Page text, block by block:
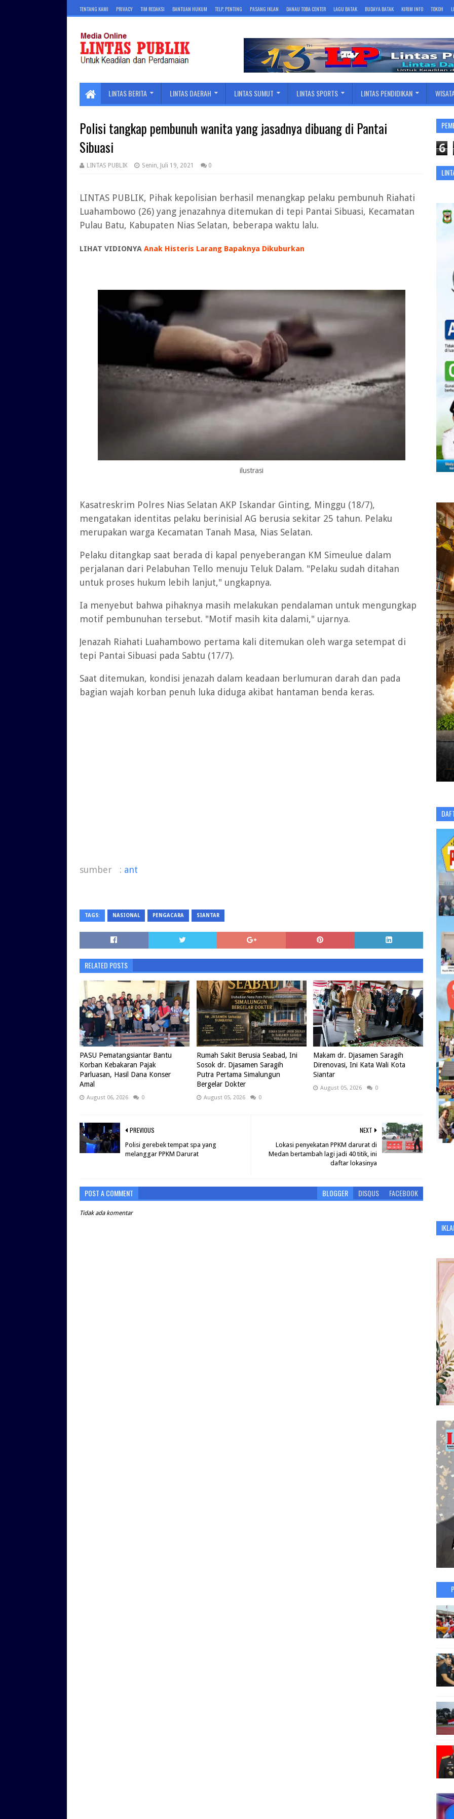
TENTANG KAMI PRIVACY TIM REDAKSI BANTUAN HUKUM TELP, PENTING PASANG IKLAN DANAU TOBA CENTER LAGU BATAK BUDAYA BATAK KIRIM INFO TOKOH
LINTAS BERITA LINTAS DAERAH LINTAS SUMUT LINTAS SPORTS LINTAS PENDIDIKAN
Polisi tangkap pembunuh wanita yang jasadnya dibuang di Pantai
Sibuasi
LINTAS PUBLIK Senin, Juli 19, 2021 0
LINTAS PUBLIK, Pihak kepolisian berhasil menangkap pelaku pembunuh Riahati
Luahambowo (26) yang jenazahnya ditemukan di tepi Pantai Sibuasi, Kecamatan
Pulau Batu, Kabupaten Nias Selatan, beberapa waktu lalu.
LIHAT VIDIONYA Anak Histeris Larang Bapaknya Dikuburkan
ilustrasi
Kasatreskrim Polres Nias Selatan AKP Iskandar Ginting, Minggu (18/7),
mengatakan identitas pelaku berinisial AG berusia sekitar 25 tahun. Pelaku
merupakan warga Kecamatan Tanah Masa, Nias Selatan.
Pelaku ditangkap saat berada di kapal penyeberangan KM Simeulue dalam
perjalanan dari Pelabuhan Tello menuju Teluk Dalam. "Pelaku sudah ditahan
untuk proses hukum lebih lanjut," ungkapnya.
Ia menyebut bahwa pihaknya masih melakukan pendalaman untuk mengungkap
motif pembunuhan tersebut. "Motif masih kita dalami," ujarnya.
Jenazah Riahati Luahambowo pertama kali ditemukan oleh warga setempat di
tepi Pantai Sibuasi pada Sabtu (17/7).
Saat ditemukan, kondisi jenazah dalam keadaan berlumuran darah dan pada
bagian wajah korban penuh luka diduga akibat hantaman benda keras.
sumber : ant
TAGS: NASIONAL PENGACARA SIANTAR
RELATED POSTS
PASU Pematangsiantar Bantu
Korban Kebakaran Pajak
Parluasan, Hasil Dana Konser
Amal
August 06, 2026 0
Rumah Sakit Berusia Seabad, Ini
Sosok dr. Djasamen Saragih
Putra Pertama Simalungun
Bergelar Dokter
August 05, 2026 0
Makam dr. Djasamen Saragih
Direnovasi, Ini Kata Wali Kota
Siantar
August 05, 2026 0
NEXT
Lokasi penyekatan PPKM darurat di
Medan bertambah lagi jadi 40 titik, ini
daftar lokasinya
PREVIOUS
Polisi gerebek tempat spa yang
melanggar PPKM Darurat
POST A COMMENT BLOGGER DISQUS FACEBOOK
Tidak ada komentar
6